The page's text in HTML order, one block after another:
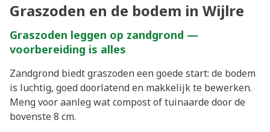
Graszoden en de bodem in Wijlre
Graszoden leggen op zandgrond —
voorbereiding is alles
Zandgrond biedt graszoden een goede start: de bodem
is luchtig, goed doorlatend en makkelijk te bewerken.
Meng voor aanleg wat compost of tuinaarde door de
bovenste 8 cm.